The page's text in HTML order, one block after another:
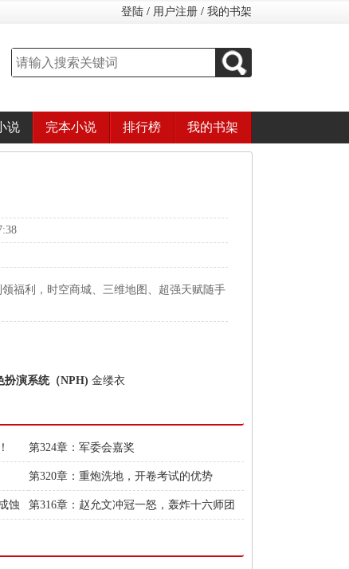
登陆 / 用户注册 / 我的书架
说 完本小说 排行榜 我的书架
福利，时空商城、三维地图、超强天赋随手
扮演系统（NPH) 金缕衣
第324章：军委会嘉奖
第320章：重炮洗地，开卷考试的优势
蚀 第316章：赵允文冲冠一怒，轰炸十六师团